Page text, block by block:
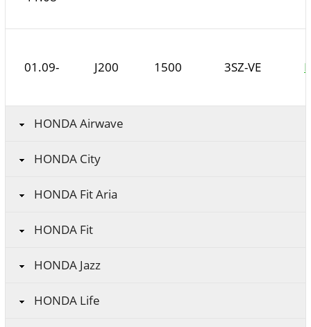
01.09- J200 1500 3SZ-VE
HONDA Airwave
HONDA City
HONDA Fit Aria
HONDA Fit
HONDA Jazz
HONDA Life